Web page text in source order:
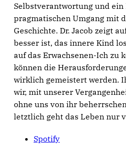
Selbstverantwortung und
pragmatischen Umgang mit
Geschichte. Dr. Jacob zeigt
besser ist, das innere Kind
auf das Erwachsenen-Ich zu
können die
wirklich gemeistert werden.
wir, mit unserer
ohne uns von ihr
letztlich geht das Leben nur
Spotify